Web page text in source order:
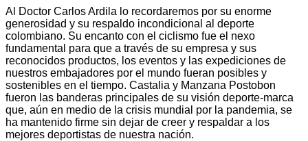
Al Doctor Carlos Ardila lo recordaremos por su enorme
generosidad y su respaldo incondicional al deporte
colombiano. Su encanto con el ciclismo fue el nexo
fundamental para que a través de su empresa y sus
reconocidos productos, los eventos y las expediciones de
nuestros embajadores por el mundo fueran posibles y
sostenibles en el tiempo. Castalia y Manzana Postobon
fueron las banderas principales de su visión deporte-marca
que, aún en medio de la crisis mundial por la pandemia, se
ha mantenido firme sin dejar de creer y respaldar a los
mejores deportistas de nuestra nación.